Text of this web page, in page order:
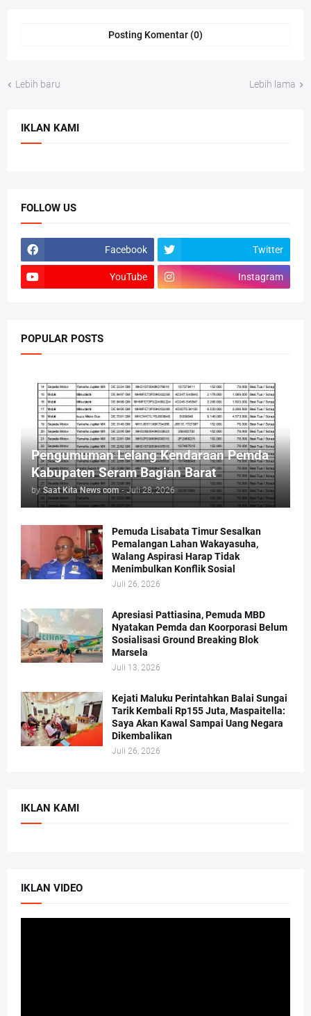
Posting Komentar (0)
Lebih baru Lebih lama
IKLAN KAMI
FOLLOW US
Facebook Twitter
YouTube Instagram
POPULAR POSTS
Pengumuman Lelang Kendaraan Pemda
Kabupaten Seram Bagian Barat
by Saat Kita News com - Juli 28, 2026
Pemuda Lisabata Timur Sesalkan
Pemalangan Lahan Wakayasuha,
Walang Aspirasi Harap Tidak
Menimbulkan Konflik Sosial
Juli 26, 2026
Apresiasi Pattiasina, Pemuda MBD
Nyatakan Pemda dan Koorporasi Belum
Sosialisasi Ground Breaking Blok
Marsela
Juli 13, 2026
Kejati Maluku Perintahkan Balai Sungai
Tarik Kembali Rp155 Juta, Maspaitella:
Saya Akan Kawal Sampai Uang Negara
Dikembalikan
Juli 26, 2026
IKLAN KAMI
IKLAN VIDEO